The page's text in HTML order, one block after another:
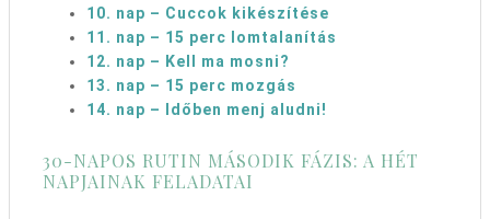
10. nap – Cuccok kikészítése
11. nap – 15 perc lomtalanítás
12. nap – Kell ma mosni?
13. nap – 15 perc mozgás
14. nap – Időben menj aludni!
30-NAPOS RUTIN MÁSODIK FÁZIS: A HÉT
NAPJAINAK FELADATAI